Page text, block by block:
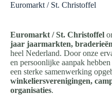
Euromarkt / St. Christoffel
Euromarkt / St. Christoffel
jaar jaarmarkten, braderieën
heel Nederland. Door onze
en persoonlijke aanpak
een sterke samenwerking
winkeliersverenigingen,
organisaties.